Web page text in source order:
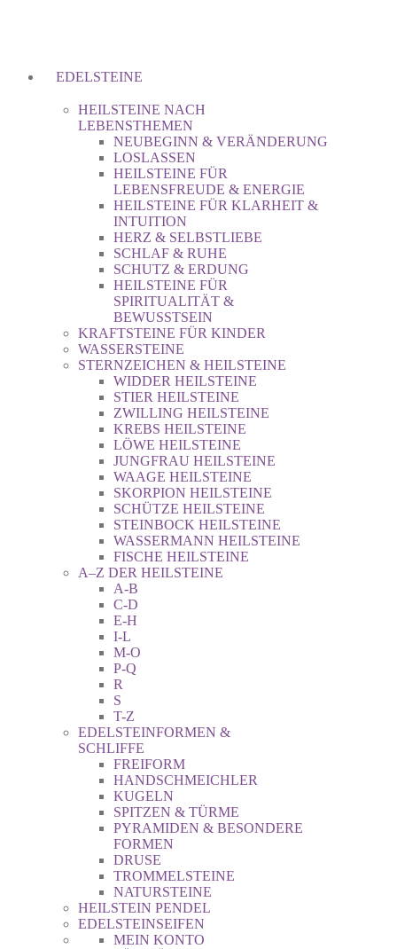
EDELSTEINE
HEILSTEINE NACH
LEBENSTHEMEN
NEUBEGINN & VERÄNDERUNG
LOSLASSEN
HEILSTEINE FÜR
LEBENSFREUDE & ENERGIE
HEILSTEINE FÜR KLARHEIT &
INTUITION
HERZ & SELBSTLIEBE
SCHLAF & RUHE
SCHUTZ & ERDUNG
HEILSTEINE FÜR
SPIRITUALITÄT &
BEWUSSTSEIN
KRAFTSTEINE FÜR KINDER
WASSERSTEINE
STERNZEICHEN & HEILSTEINE
WIDDER HEILSTEINE
STIER HEILSTEINE
ZWILLING HEILSTEINE
KREBS HEILSTEINE
LÖWE HEILSTEINE
JUNGFRAU HEILSTEINE
WAAGE HEILSTEINE
SKORPION HEILSTEINE
SCHÜTZE HEILSTEINE
STEINBOCK HEILSTEINE
WASSERMANN HEILSTEINE
FISCHE HEILSTEINE
A–Z DER HEILSTEINE
A-B
C-D
E-H
I-L
M-O
P-Q
R
S
T-Z
EDELSTEINFORMEN &
SCHLIFFE
FREIFORM
HANDSCHMEICHLER
KUGELN
SPITZEN & TÜRME
PYRAMIDEN & BESONDERE
FORMEN
DRUSE
TROMMELSTEINE
NATURSTEINE
HEILSTEIN PENDEL
EDELSTEINSEIFEN
MEIN KONTO